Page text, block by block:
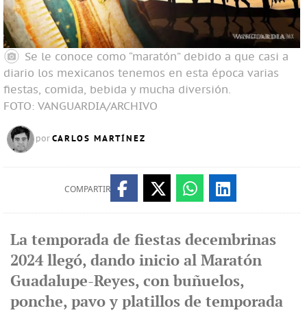
Se le conoce como “maratón” debido a que casi a
diario los mexicanos tenemos en esta época varias
fiestas, comida, bebida y mucha diversión.
FOTO: VANGUARDIA/ARCHIVO
por CARLOS MARTÍNEZ
COMPARTIR
La temporada de fiestas decembrinas
2024 llegó, dando inicio al Maratón
Guadalupe-Reyes, con buñuelos,
ponche, pavo y platillos de temporada